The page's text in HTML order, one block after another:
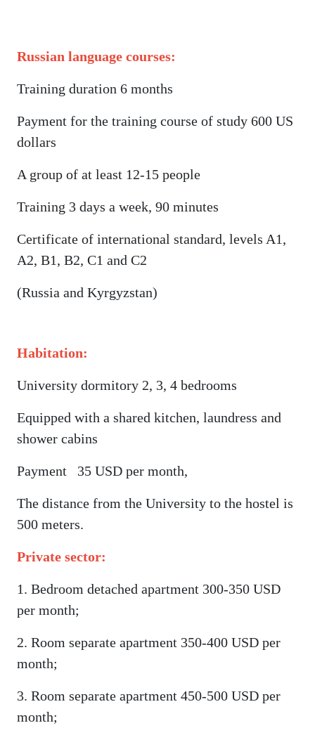
Russian language courses:
Training duration 6 months
Payment for the training course of study 600 US
dollars
A group of at least 12-15 people
Training 3 days a week, 90 minutes
Certificate of international standard, levels A1,
A2, B1, B2, C1 and C2
(Russia and Kyrgyzstan)
Habitation:
University dormitory 2, 3, 4 bedrooms
Equipped with a shared kitchen, laundress and
shower cabins
Payment 35 USD per month,
The distance from the University to the hostel is
500 meters.
Private sector:
1. Bedroom detached apartment 300-350 USD
per month;
2. Room separate apartment 350-400 USD per
month;
3. Room separate apartment 450-500 USD per
month;